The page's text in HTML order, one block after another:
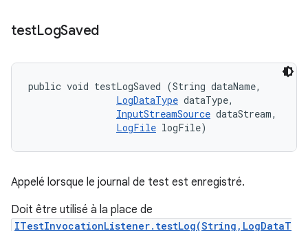
testLogSaved
public void testLogSaved (String dataName,
LogDataType dataType,
InputStreamSource dataStream,
LogFile logFile)
Appelé lorsque le journal de test est enregistré.
Doit être utilisé à la place de
ITestInvocationListener.testLog(String,LogDataT